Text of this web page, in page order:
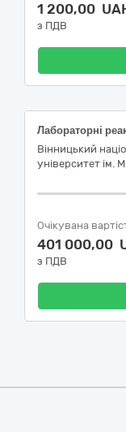
1 200,00
з ПДВ
Лабораторні
Вінницький
університет ім.
Очікувана
401 000,00
з ПДВ